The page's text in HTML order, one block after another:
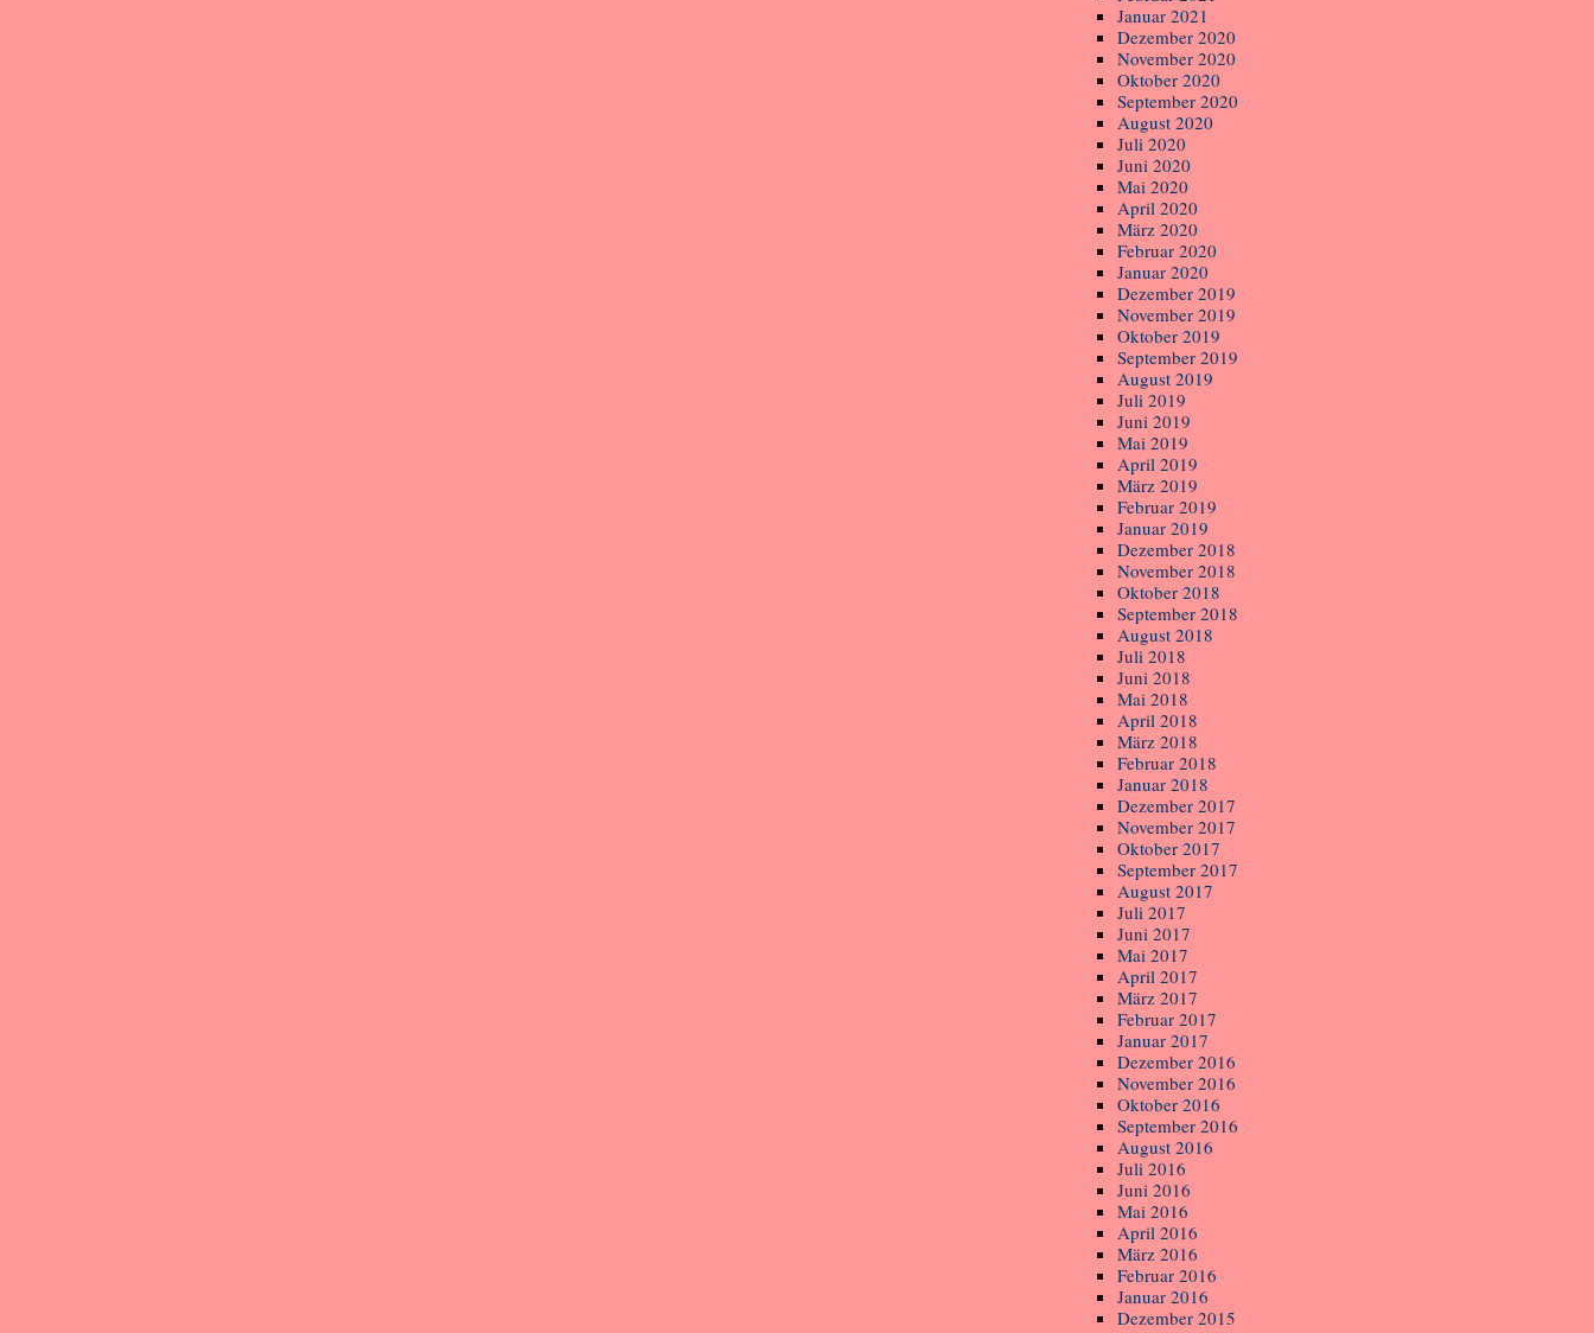
Januar 2021
Dezember 2020
November 2020
Oktober 2020
September 2020
August 2020
Juli 2020
Juni 2020
Mai 2020
April 2020
März 2020
Februar 2020
Januar 2020
Dezember 2019
November 2019
Oktober 2019
September 2019
August 2019
Juli 2019
Juni 2019
Mai 2019
April 2019
März 2019
Februar 2019
Januar 2019
Dezember 2018
November 2018
Oktober 2018
September 2018
August 2018
Juli 2018
Juni 2018
Mai 2018
April 2018
März 2018
Februar 2018
Januar 2018
Dezember 2017
November 2017
Oktober 2017
September 2017
August 2017
Juli 2017
Juni 2017
Mai 2017
April 2017
März 2017
Februar 2017
Januar 2017
Dezember 2016
November 2016
Oktober 2016
September 2016
August 2016
Juli 2016
Juni 2016
Mai 2016
April 2016
März 2016
Februar 2016
Januar 2016
Dezember 2015